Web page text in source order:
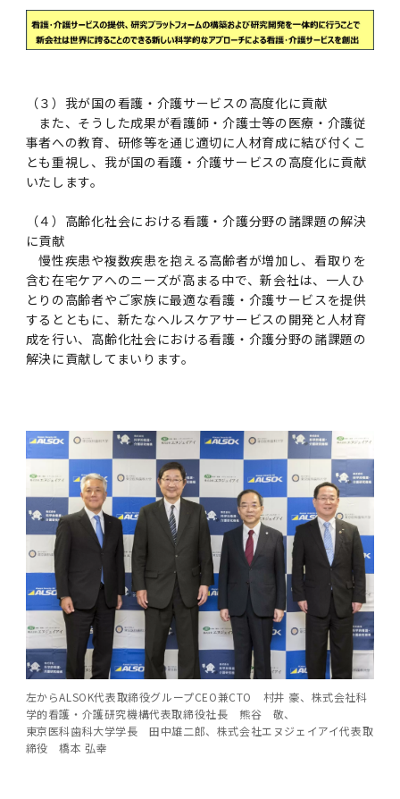
2011年度
（３）我が国の看護・介護サービスの高度化に貢献
また、そうした成果が看護師・介護士等の医療・介護従
事者への教育、研修等を通じ適切に人材育成に結び付くこ
とも重視し、我が国の看護・介護サービスの高度化に貢献
いたします。
（４）高齢化社会における看護・介護分野の諸課題の解決
に貢献
慢性疾患や複数疾患を抱える高齢者が増加し、看取りを
含む在宅ケアへのニーズが高まる中で、新会社は、一人ひ
とりの高齢者やご家族に最適な看護・介護サービスを提供
するとともに、新たなヘルスケアサービスの開発と人材育
成を行い、高齢化社会における看護・介護分野の諸課題の
解決に貢献してまいります。
左からALSOK代表取締役グループCEO兼CTO 村井 豪、株式会社科
学的看護・介護研究機構代表取締役社長 熊谷 敬、
東京医科歯科大学学長 田中雄二郎、株式会社エヌジェイアイ代表取
締役 橋本 弘幸